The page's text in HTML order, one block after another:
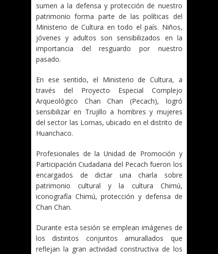
sumen a la defensa y protección de nuestro
patrimonio forma parte de las políticas del
Ministerio de Cultura en todo el país. Niños,
jóvenes y adultos son sensibilizados en la
importancia del resguardo por nuestro
pasado.
En ese sentido, el Ministerio de Cultura, a
través del Proyecto Especial Complejo
Arqueológico Chan Chan (Pecach), logró
sensibilizar en Trujillo a hombres y mujeres
del sector las Lomas, ubicado en el distrito de
Huanchaco.
Profesionales de la Unidad de Promoción y
Participación Ciudadana del Pecach fueron los
encargados de dictar una charla sobre
patrimonio cultural y la cultura Chimú,
iconografía Chimú, protección y defensa de
Chan Chan.
Durante esta sesión se emplean imágenes de
los distintos conjuntos amurallados que
reflejan la gran actividad constructiva de los